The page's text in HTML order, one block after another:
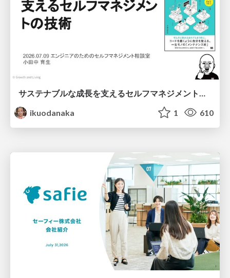
ikuodanaka
1 610